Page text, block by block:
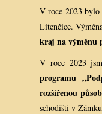
V roce 2023 bylo
Litenčice.
kraj na výměnu
V roce 2023
programu
rozšířenou
schodišti v